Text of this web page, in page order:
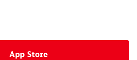
App Store